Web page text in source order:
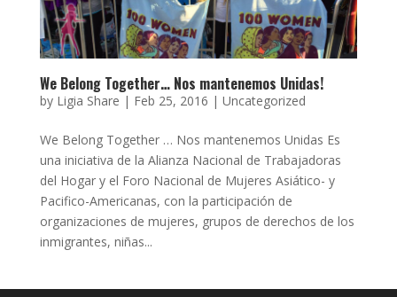
We Belong Together… Nos mantenemos Unidas!
by Ligia Share | Feb 25, 2016 | Uncategorized
We Belong Together … Nos mantenemos Unidas Es
una iniciativa de la Alianza Nacional de Trabajadoras
del Hogar y el Foro Nacional de Mujeres Asiático- y
Pacifico-Americanas, con la participación de
organizaciones de mujeres, grupos de derechos de los
inmigrantes, niñas...